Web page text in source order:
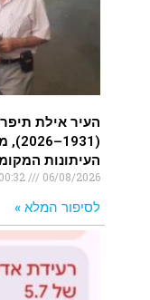
העיר אילת
העיתונות
06/08/2026
לסיפור המלא »